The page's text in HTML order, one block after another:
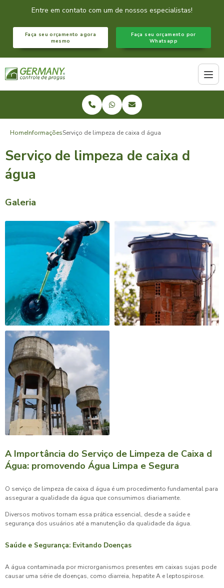
Entre em contato com um de nossos especialistas!
Faça seu orçamento agora
mesmo
Faça seu orçamento por
Whatsapp
HomeInformaçõesServiço de limpeza de caixa d água
Serviço de limpeza de caixa d
água
Galeria
A Importância do Serviço de Limpeza de Caixa d
Água: promovendo Água Limpa e Segura
O serviço de limpeza de caixa d água é um procedimento fundamental para
assegurar a qualidade da água que consumimos diariamente.
Diversos motivos tornam essa prática essencial, desde a saúde e
segurança dos usuários até a manutenção da qualidade da água.
Saúde e Segurança: Evitando Doenças
A água contaminada por microrganismos presentes em caixas sujas pode
causar uma série de doenças, como diarreia, hepatite A e leptospirose.